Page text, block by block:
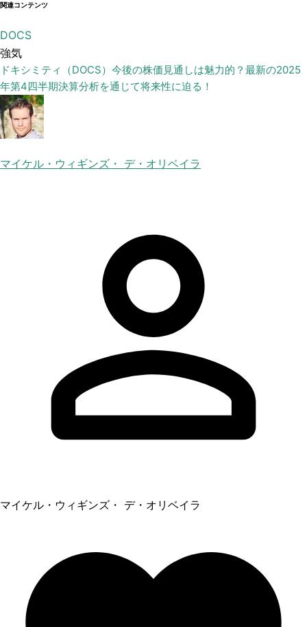
関連コンテンツ
DOCS
強気
ドキシミティ（DOCS）今後の株価見通しは魅力的？最新の2025
年第4四半期決算分析を通じて将来性に迫る！
マイケル・ウィギンズ・ デ・オリベイラ
マイケル・ウィギンズ・ デ・オリベイラ